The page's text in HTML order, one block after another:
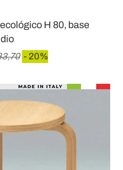
H 80, base
- 20%